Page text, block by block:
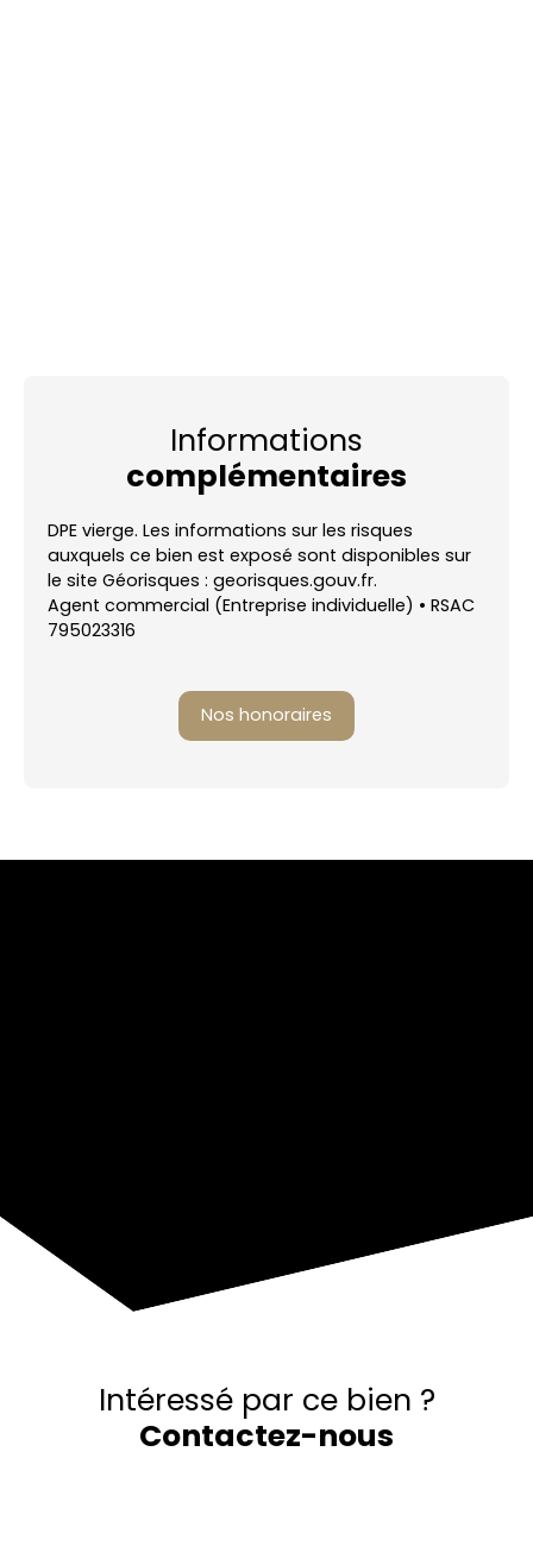
Informations
complémentaires
DPE vierge. Les informations sur les risques
auxquels ce bien est exposé sont disponibles sur
le site Géorisques : georisques.gouv.fr.
Agent commercial (Entreprise individuelle) • RSAC
795023316
Nos honoraires
Intéressé par ce bien ?
Contactez-nous